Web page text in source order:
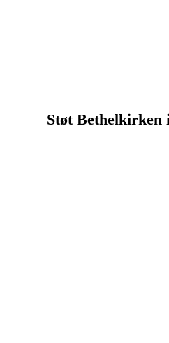
Støt Bethelkirken